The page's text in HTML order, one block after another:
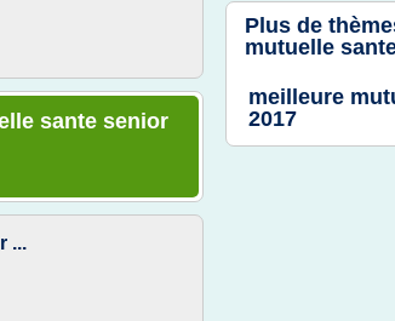
sante senior
...
Plus de
mutuelle
meilleure
2017